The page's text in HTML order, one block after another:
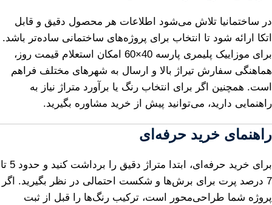
در ساختمانیا تلاش می‌شود اطلاعات هر محصول دقیق و قابل
اتکا ارائه شود تا انتخاب برای پروژه‌های ساختمانی ساده‌تر باشد.
برای موزاییک پلیمری پارسه 40×60 امکان استعلام قیمت روز،
هماهنگی سفارش تیراژ بالا و ارسال به شهرهای مختلف فراهم
است. همچنین اگر برای انتخاب رنگ یا برآورد متراژ نیاز به
راهنمایی دارید، می‌توانید پیش از خرید مشاوره بگیرید.
راهنمای خرید حرفه‌ای
برای خرید حرفه‌ای، ابتدا متراژ دقیق را برداشت کنید و حدود 5 تا
7 درصد پرت برای برش‌ها و شکست احتمالی در نظر بگیرید. اگر
پروژه شما طراحی‌محور است، ترکیب رنگ‌ها را قبل از ثبت